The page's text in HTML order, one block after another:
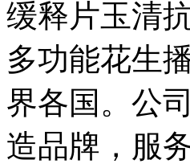
缓释片玉清
多功能花生
界各国。公
造品牌，服